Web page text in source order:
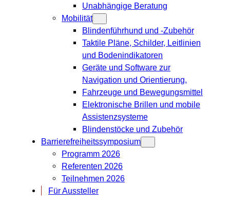
Unabhängige Beratung
Mobilität
Blindenführhund und -Zubehör
Taktile Pläne, Schilder, Leitlinien
und Bodenindikatoren
Geräte und Software zur
Navigation und Orientierung,
Fahrzeuge und Bewegungsmittel
Elektronische Brillen und mobile
Assistenzsysteme
Blindenstöcke und Zubehör
Barrierefreiheitssymposium
Programm 2026
Referenten 2026
Teilnehmen 2026
Für Aussteller